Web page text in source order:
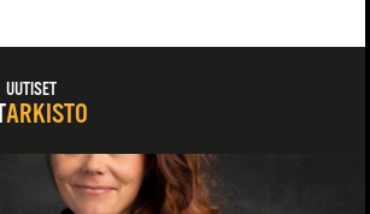
UUTISET
ARKISTO